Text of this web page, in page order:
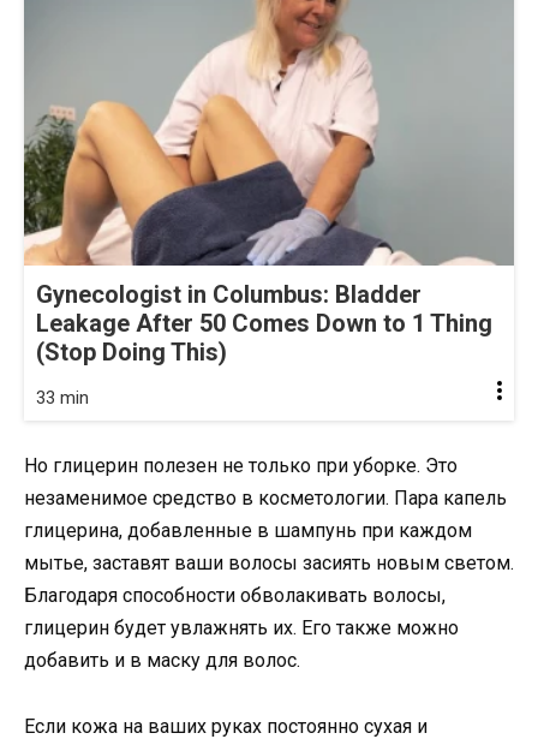
Gynecologist in Columbus: Bladder
Leakage After 50 Comes Down to 1 Thing
(Stop Doing This)
33 min
Но глицерин полезен не только при уборке. Это
незаменимое средство в косметологии. Пара капель
глицерина, добавленные в шампунь при каждом
мытье, заставят ваши волосы засиять новым светом.
Благодаря способности обволакивать волосы,
глицерин будет увлажнять их. Его также можно
добавить и в маску для волос.
Если кожа на ваших руках постоянно сухая и